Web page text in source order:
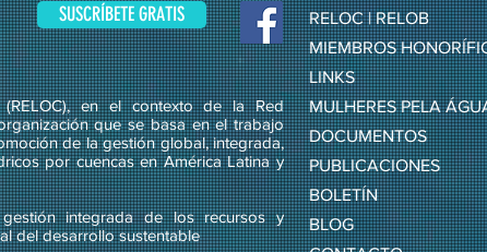
SUSCRÍBETE GRATIS
en el contexto de la Red
que se basa en el trabajo
de la gestión global, integrada,
por cuencas en América Latina y
integrada de los recursos y
del desarrollo sustentable
RELOC | RELOB
MIEMBROS
LINKS
MULHERES PELA
DOCUMENTOS
PUBLICACIONES
BOLETÍN
BLOG